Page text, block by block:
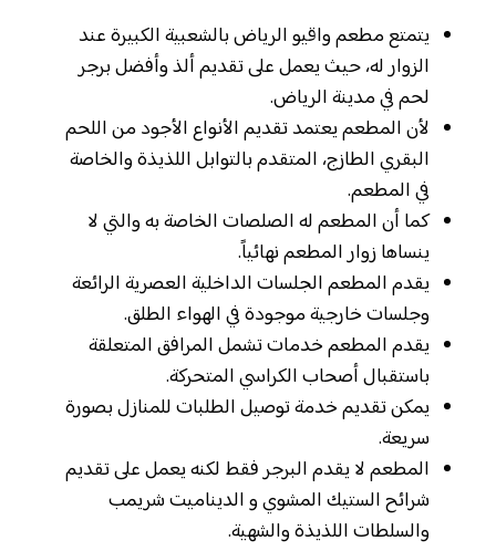
يتمتع مطعم واقيو الرياض بالشعبية الكبيرة عند
الزوار له، حيث يعمل على تقديم ألذ وأفضل برجر
لحم في مدينة الرياض.
لأن المطعم يعتمد تقديم الأنواع الأجود من اللحم
البقري الطازج، المتقدم بالتوابل اللذيذة والخاصة
في المطعم.
كما أن المطعم له الصلصات الخاصة به والتي لا
ينساها زوار المطعم نهائياً.
يقدم المطعم الجلسات الداخلية العصرية الرائعة
وجلسات خارجية موجودة في الهواء الطلق.
يقدم المطعم خدمات تشمل المرافق المتعلقة
باستقبال أصحاب الكراسي المتحركة.
يمكن تقديم خدمة توصيل الطلبات للمنازل بصورة
سريعة.
المطعم لا يقدم البرجر فقط لكنه يعمل على تقديم
شرائح الستيك المشوي و الديناميت شريمب
والسلطات اللذيذة والشهية.